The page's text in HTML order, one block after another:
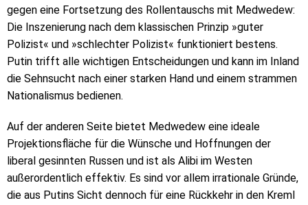
gegen eine Fortsetzung des Rollentauschs mit Medwedew:
Die Inszenierung nach dem klassischen Prinzip »guter
Polizist« und »schlechter Polizist« funktioniert bestens.
Putin trifft alle wichtigen Entscheidungen und kann im Inland
die Sehnsucht nach einer starken Hand und einem strammen
Nationalismus bedienen.
Auf der anderen Seite bietet Medwedew eine ideale
Projektionsfläche für die Wünsche und Hoffnungen der
liberal gesinnten Russen und ist als Alibi im Westen
außerordentlich effektiv. Es sind vor allem irrationale Gründe,
die aus Putins Sicht dennoch für eine Rückkehr in den Kreml